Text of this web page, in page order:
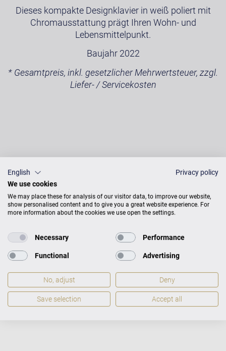
Dieses kompakte Designklavier in weiß poliert mit
Chromausstattung prägt Ihren Wohn- und
Lebensmittelpunkt.
Baujahr 2022
* Gesamtpreis, inkl. gesetzlicher Mehrwertsteuer, zzgl.
Liefer- / Servicekosten
151 61
English
Privacy policy
We use cookies
We may place these for analysis of our visitor data, to improve our website,
show personalised content and to give you a great website experience. For
more information about the cookies we use open the settings.
Necessary Performance
Functional Advertising
No, adjust Deny
Save selection Accept all